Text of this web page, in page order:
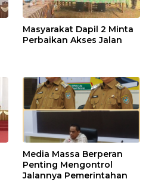
Masyarakat Dapil 2 Minta
Perbaikan Akses Jalan
Media Massa Berperan
Penting Mengontrol
Jalannya Pemerintahan